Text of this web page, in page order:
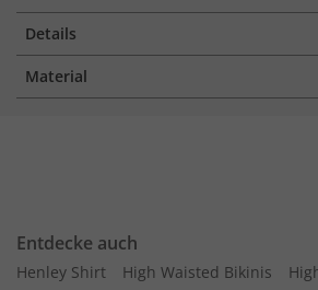
Details
Material
Entdecke auch
Henley Shirt High Waisted Bikinis